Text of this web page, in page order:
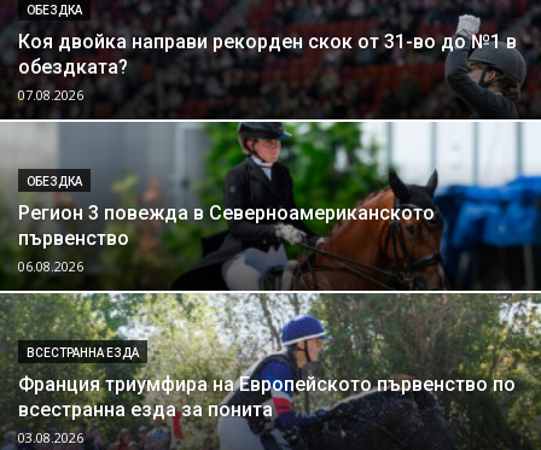
ОБЕЗДКА
Коя двойка направи рекорден скок от 31-во до №1 в
обездката?
07.08.2026
ОБЕЗДКА
Регион 3 повежда в Северноамериканското
първенство
06.08.2026
ВСЕСТРАННА ЕЗДА
Франция триумфира на Европейското първенство по
всестранна езда за понита
03.08.2026